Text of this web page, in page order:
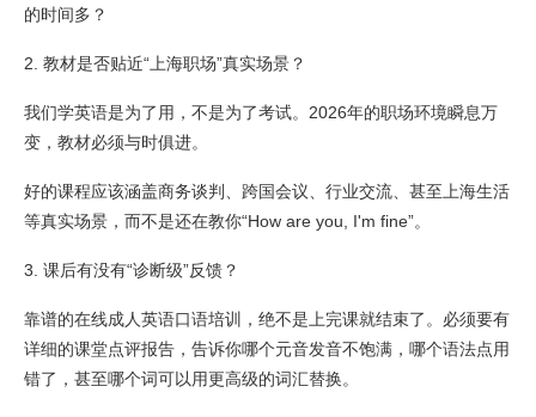
的时间多？
2. 教材是否贴近“上海职场”真实场景？
我们学英语是为了用，不是为了考试。2026年的职场环境瞬息万
变，教材必须与时俱进。
好的课程应该涵盖商务谈判、跨国会议、行业交流、甚至上海生活
等真实场景，而不是还在教你“How are you, I'm fine”。
3. 课后有没有“诊断级”反馈？
靠谱的在线成人英语口语培训，绝不是上完课就结束了。必须要有
详细的课堂点评报告，告诉你哪个元音发音不饱满，哪个语法点用
错了，甚至哪个词可以用更高级的词汇替换。